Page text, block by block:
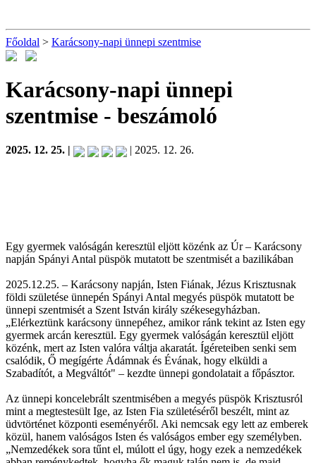
Főoldal > Karácsony-napi ünnepi szentmise
Karácsony-napi ünnepi
szentmise - beszámoló
2025. 12. 25. | | 2025. 12. 26.
Egy gyermek valóságán keresztül eljött közénk az Úr – Karácsony
napján Spányi Antal püspök mutatott be szentmisét a bazilikában
2025.12.25. – Karácsony napján, Isten Fiának, Jézus Krisztusnak
földi születése ünnepén Spányi Antal megyés püspök mutatott be
ünnepi szentmisét a Szent István király székesegyházban.
„Elérkeztünk karácsony ünnepéhez, amikor ránk tekint az Isten egy
gyermek arcán keresztül. Egy gyermek valóságán keresztül eljött
közénk, mert az Isten valóra váltja akaratát. Ígéreteiben senki sem
csalódik, Ő megígérte Ádámnak és Évának, hogy elküldi a
Szabadítót, a Megváltót" – kezdte ünnepi gondolatait a főpásztor.
Az ünnepi koncelebrált szentmisében a megyés püspök Krisztusról
mint a megtestesült Ige, az Isten Fia születéséről beszélt, mint az
üdvtörténet központi eseményéről. Aki nemcsak egy lett az emberek
közül, hanem valóságos Isten és valóságos ember egy személyben.
„Nemzedékek sora tűnt el, múlott el úgy, hogy ezek a nemzedékek